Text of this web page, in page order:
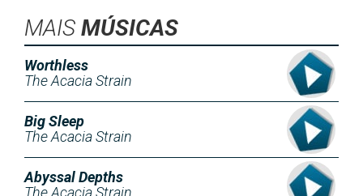
MAIS MÚSICAS
Worthless
The Acacia Strain
Big Sleep
The Acacia Strain
Abyssal Depths
The Acacia Strain